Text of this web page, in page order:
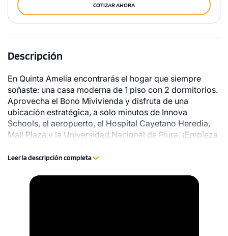
COTIZAR AHORA
Descripción
En Quinta Amelia encontrarás el hogar que siempre
soñaste: una casa moderna de 1 piso con 2 dormitorios.
Aprovecha el Bono Mivivienda y disfruta de una
ubicación estratégica, a solo minutos de Innova
Schools, el aeropuerto, el Hospital Cayetano Heredia,
Mall Plaza y la Universidad Nacional de Piura. ¡Empieza
Leer la descripción completa
Video